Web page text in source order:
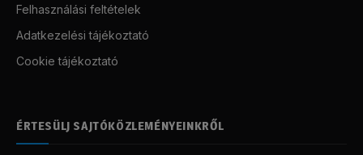
Felhasználási feltételek
Adatkezelési tájékoztató
Cookie tájékoztató
ÉRTESÜLJ SAJTÓKÖZLEMÉNYEINKRŐL